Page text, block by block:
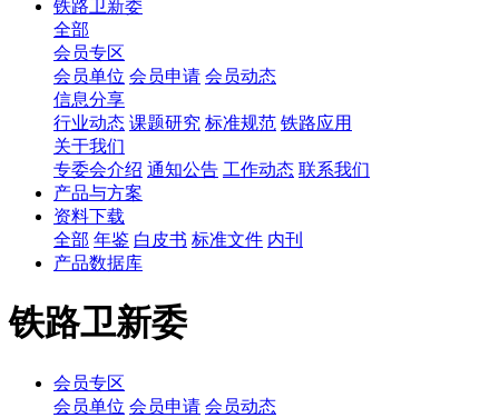
铁路卫新委
全部
会员专区
会员单位 会员申请 会员动态
信息分享
行业动态 课题研究 标准规范 铁路应用
关于我们
专委会介绍 通知公告 工作动态 联系我们
产品与方案
资料下载
全部 年鉴 白皮书 标准文件 内刊
产品数据库
铁路卫新委
会员专区
会员单位 会员申请 会员动态